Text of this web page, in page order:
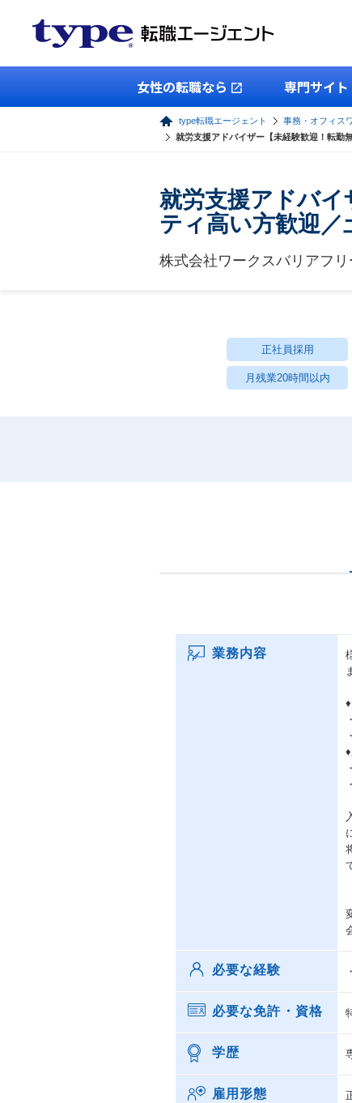
女性の転職なら 専門サイト
type転職エージェント 事務・オフィス
就労支援アドバイザー【未経験歓迎！転勤
就労支援アドバイ
ティ高い方歓迎／
株式会社ワークスバリアフリ
正社員採用
月残業20時間以内
業務内容
必要な経験
必要な免許・資格
学歴
雇用形態